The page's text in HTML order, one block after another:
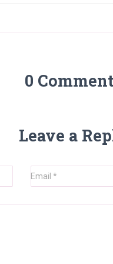
0
Leave a
Email*